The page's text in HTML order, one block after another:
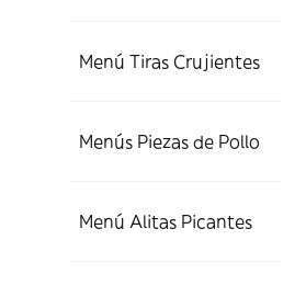
Menú Tiras Crujientes
Menús Piezas de Pollo
Menú Alitas Picantes